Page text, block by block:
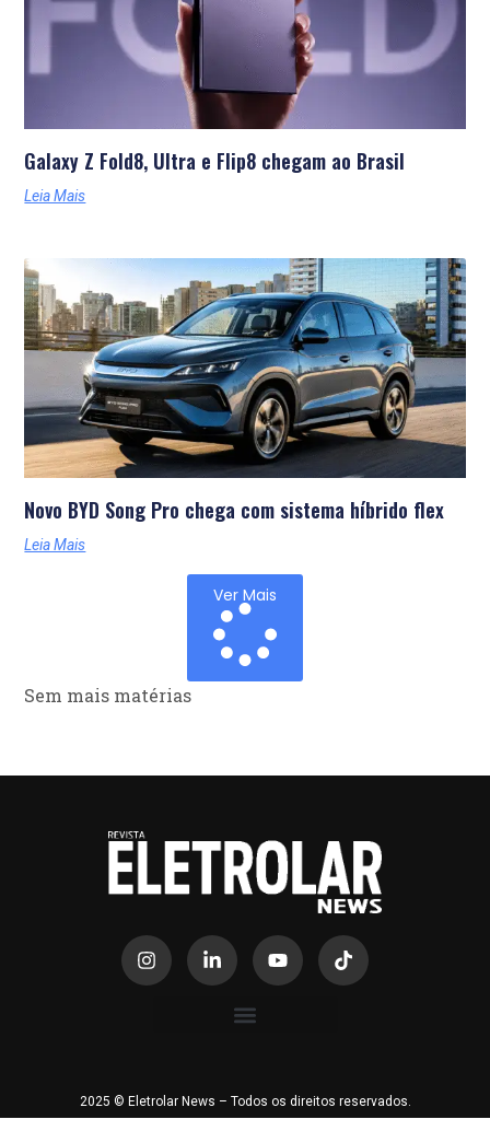
Galaxy Z Fold8, Ultra e Flip8 chegam ao Brasil
Leia Mais
Novo BYD Song Pro chega com sistema híbrido flex
Leia Mais
Ver Mais
Sem mais matérias
2025 © Eletrolar News – Todos os direitos reservados.